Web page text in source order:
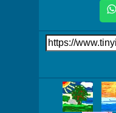
Link
auf's
Mehr
Bilder!